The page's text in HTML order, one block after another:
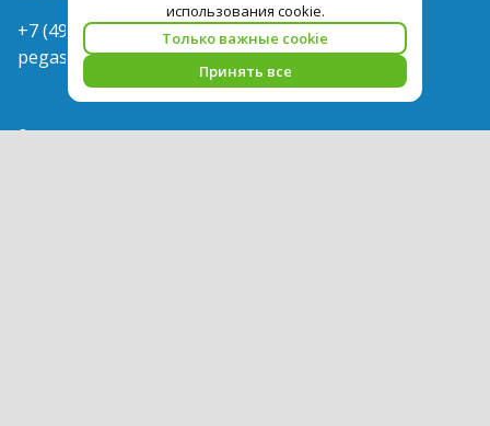
использования cookie.
Только важные cookie
Принять все
+7 (495) 419-92-94
pegast@pegast.ru
О компании